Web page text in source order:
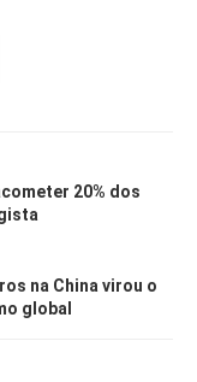
20% dos
na China virou o
global